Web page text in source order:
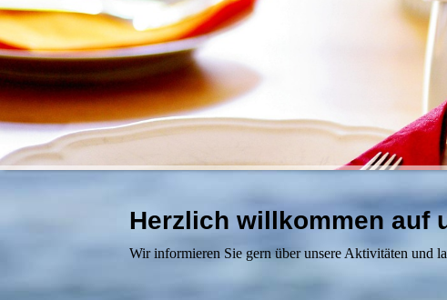
Herzlich willkommen auf
Wir informieren Sie gern über unsere Aktivitäten und